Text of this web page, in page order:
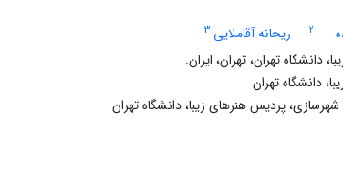
2 ریحانه آقاملایی 3
دانشگاه تهران، تهران، ایران.
دانشگاه تهران
پردیس هنرهای زیبا، دانشگاه تهران